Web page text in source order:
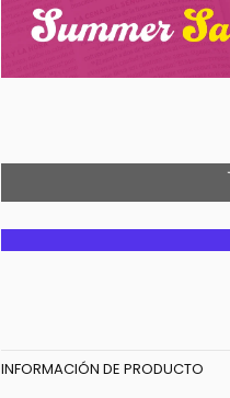
INFORMACIÓN DE PRODUCTO